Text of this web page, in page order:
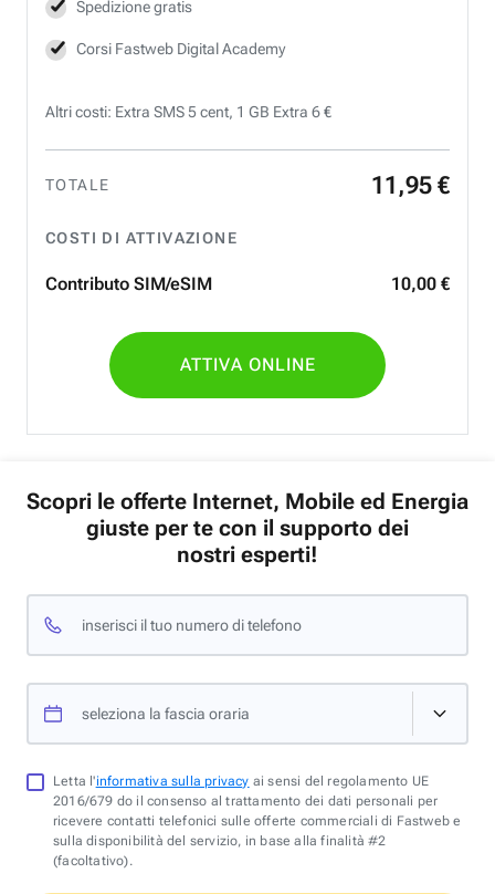
Spedizione gratis
Corsi Fastweb Digital Academy
Altri costi: Extra SMS 5 cent, 1 GB Extra 6 €
TOTALE 11 ,95 €
COSTI DI ATTIVAZIONE
Contributo SIM/eSIM 10,00 €
ATTIVA ONLINE
Scopri le offerte Internet, Mobile ed Energia
giuste per te con il supporto dei
nostri esperti!
inserisci il tuo numero di telefono
seleziona la fascia oraria
Letta l'informativa sulla privacy ai sensi del regolamento UE
2016/679 do il consenso al trattamento dei dati personali per
ricevere contatti telefonici sulle offerte commerciali di Fastweb e
sulla disponibilità del servizio, in base alla finalità #2
(facoltativo).